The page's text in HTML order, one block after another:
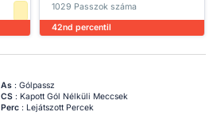
1029 Passzok száma
42nd percentil
As: Gólpassz
CS: Kapott Gól Nélküli Meccsek
Perc: Lejátszott Percek